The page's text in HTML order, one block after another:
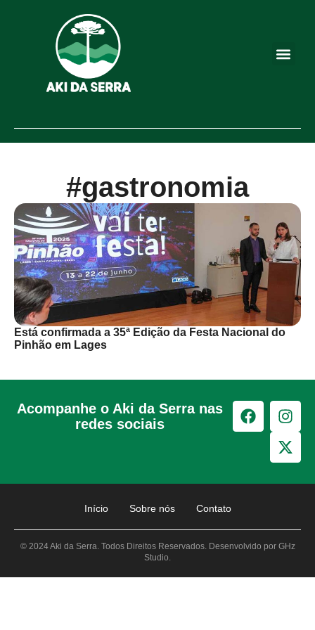
#gastronomia
Está confirmada a 35ª Edição da Festa Nacional do
Pinhão em Lages
Acompanhe o Aki da Serra nas
redes sociais
Início Sobre nós Contato
© 2024 Aki da Serra. Todos Direitos Reservados. Desenvolvido por GHz
Studio.